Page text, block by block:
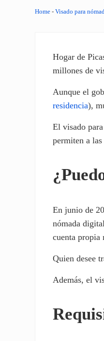
Home - Visado para
Hogar de
millones de
Aunque el
residencia),
El visado
permiten a
En junio de
nómada
cuenta propia
Quien desee
Además, el